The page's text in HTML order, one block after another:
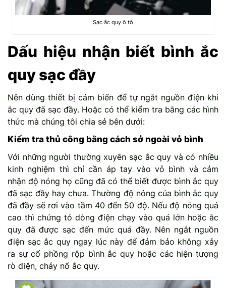
Sạc ắc quy ô tô
Dấu hiệu nhận biết bình ắc
quy sạc đầy
Nên dùng thiết bị cảm biến để tự ngắt nguồn điện khi
ắc quy đã sạc đầy. Hoặc có thể kiểm tra bằng các hình
thức mà chúng tôi chia sẻ bên dưới:
Kiểm tra thủ công bằng cách sở ngoài vỏ bình
Với những người thường xuyên sạc ắc quy và có nhiều
kinh nghiệm thì chỉ cần áp tay vào vỏ bình và cảm
nhận độ nóng họ cũng đã có thể biết được bình ắc quy
đã sạc đầy hay chưa. Thường độ nóng của bình ắc quy
đã đầy sẽ rơi vào tầm 40 đến 50 độ. Nếu độ nóng quá
cao thì chứng tỏ dòng điện chạy vào quá lớn hoặc ắc
quy đã được sạc đến mức quá đầy. Nên ngắt nguồn
điện sạc ắc quy ngay lúc này để đảm bảo không xảy
ra sự cố phồng rộp bình ắc quy hoặc các hiện tượng
rò điện, cháy nổ ắc quy.